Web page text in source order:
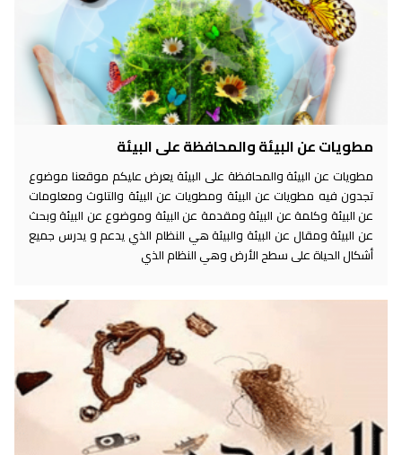
مطويات عن البيئة والمحافظة على البيئة
مطويات عن البيئة والمحافظة على البيئة يعرض عليكم موقعنا موضوع
تجدون فيه مطويات عن البيئة ومطويات عن البيئة والتلوث ومعلومات
عن البيئة وكلمة عن البيئة ومقدمة عن البيئة وموضوع عن البيئة وبحث
عن البيئة ومقال عن البيئة والبيئة هي النظام الذي يدعم و يدرس جميع
أشكال الحياة على سطح الأرض وهي النظام الذي